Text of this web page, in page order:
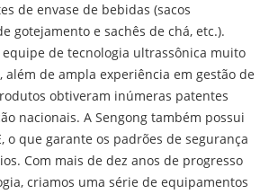
de envase de bebidas (sacos
gotejamento e sachês de chá, etc.).
equipe de tecnologia ultrassônica muito
além de ampla experiência em gestão de
obtiveram inúmeras patentes
nacionais. A Sengong também possui
o que garante os padrões de segurança
Com mais de dez anos de progresso
criamos uma série de equipamentos